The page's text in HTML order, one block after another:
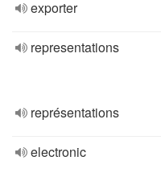
exporter
representations
représentations
electronic